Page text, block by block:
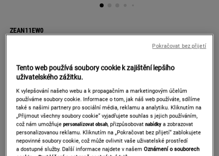
ZEAN11EW0
Detaily produktu
Informačním listem výrobku
Prodloužená záruka 5 let na motor
Tento web používá soubory cookie k zajištění lepšího
uživatelského zážitku.
K vylepšování našeho webu a k propagačním a marketingovým účelům
používáme soubory cookie. Informace o tom, jak náš web používáte, sdílíme
také s našimi partnery pro sociální média, reklamu a analytiku. Kliknutím na
„Přijmout všechny soubory cookie“ vyjadřujete souhlas s jejich používáním,
což nám umožňujepersonalizovat obsah, přizpůsobovatnabídky a zobrazovat
personalizovanou reklamu. Kliknutím na „Pokračovat bez přijetí“ zablokujete
nepovinné soubory cookie, což může ovlivnit vaše uživatelské prostředí
a dostupné služby. Další informace najdete v našemOznámení o souborech
Pokračovat bez přijetí